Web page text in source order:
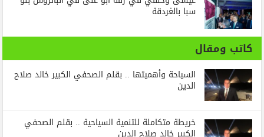
سبا بالغردقة
كاتب ومقال
السياحة وأهميتها .. بقلم الصحفي الكبير خالد صلاح
الدين
خريطة متكاملة للتنمية السياحية .. بقلم الصحفي
الكبير خالد صلاح الدين